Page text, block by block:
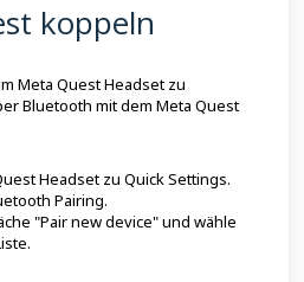
koppeln
Meta Quest Headset zu
Bluetooth mit dem Meta Quest
Headset zu Quick Settings.
Pairing.
"Pair new device" und wähle